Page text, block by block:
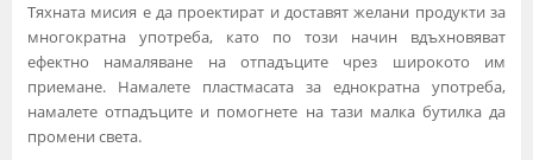
Тяхната мисия е да проектират и доставят желани продукти за
многократна употреба, като по този начин вдъхновяват
ефектно намаляване на отпадъците чрез широкото им
приемане. Намалете пластмасата за еднократна употреба,
намалете отпадъците и помогнете на тази малка бутилка да
промени света.